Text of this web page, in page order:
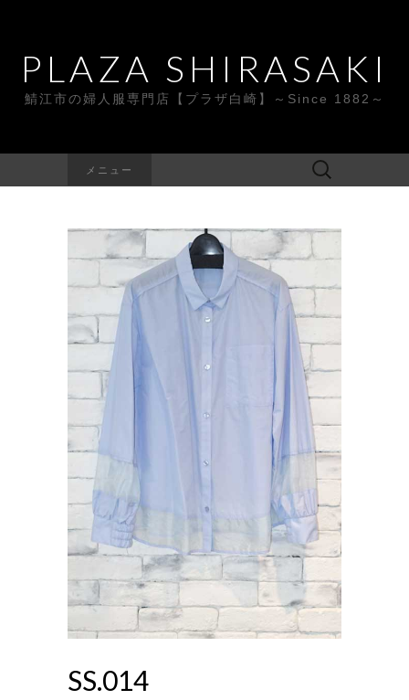
PLAZA SHIRASAKI
鯖江市の婦人服専門店【プラザ白崎】～Since 1882～
メニュー
検
索:
SS.014